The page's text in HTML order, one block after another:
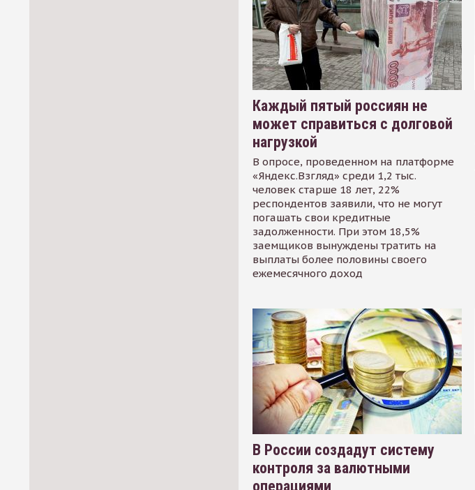
Каждый пятый россиян не
может справиться с долговой
нагрузкой
В опросе, проведенном на платформе
«Яндекс.Взгляд» среди 1,2 тыс.
человек старше 18 лет, 22%
респондентов заявили, что не могут
погашать свои кредитные
задолженности. При этом 18,5%
заемщиков вынуждены тратить на
выплаты более половины своего
ежемесячного доход
В России создадут систему
контроля за валютными
операциями